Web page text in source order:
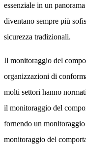
essenziale in un
diventano sempre più
sicurezza tradizionali.
Il monitoraggio del
organizzazioni di
molti settori hanno
il monitoraggio del
fornendo un
monitoraggio del